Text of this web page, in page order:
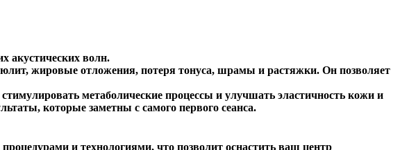
акустических волн.
жировые отложения, потеря тонуса, шрамы и растяжки. Он позволяет
метаболические процессы и улучшать эластичность кожи и
которые заметны с самого первого сеанса.
и технологиями, что позволит оснастить ваш центр